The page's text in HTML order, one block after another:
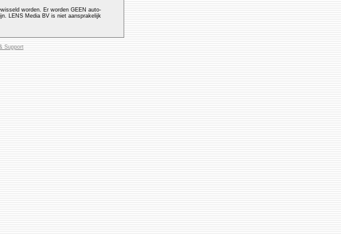
worden. Er worden GEEN auto-
LENS Media BV is niet aansprakelijk
Support